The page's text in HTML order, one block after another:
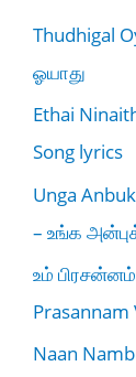
Thudhigal
ஓயாது
Ethai
Song lyrics
Unga
– உங்க
உம்
Prasannam
Naan